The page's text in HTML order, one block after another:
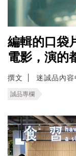
編輯的口袋
電影，演的
撰文 迷誠品內容
誠品專欄